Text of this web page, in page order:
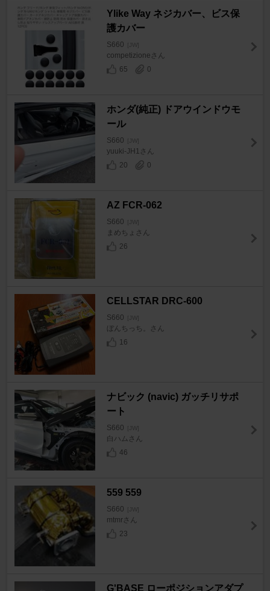
Ylike Way ネジカバー、ビス保
護カバー
S660 [JW]
competizioneさん
65
0
ホンダ(純正) ドアウインドウモ
ール
S660 [JW]
yuuki-JH1さん
20
0
AZ FCR-062
S660 [JW]
まめちょさん
26
CELLSTAR DRC-600
S660 [JW]
ぼんちっち。さん
16
ナビック (navic) ガッチリサポ
ート
S660 [JW]
白ハムさん
46
559 559
S660 [JW]
mtmrさん
23
G'BASE ローポジションアダプ